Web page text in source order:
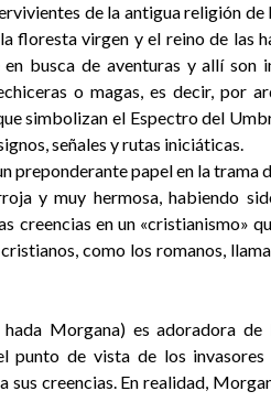
de la antigua religión
floresta virgen y el reino de las
busca de aventuras y allí son
o magas, es decir, por
simbolizan el Espectro del
señales y rutas iniciáticas.
preponderante papel en la
y muy hermosa, habiendo
creencias en un «cristianismo»
como los romanos,
Morgana) es adoradora
punto de vista de los
sus creencias. En realidad,